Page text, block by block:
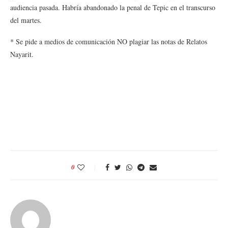
audiencia pasada. Habría abandonado la penal de Tepic en el transcurso
del martes.
* Se pide a medios de comunicación NO plagiar las notas de Relatos
Nayarit.
0